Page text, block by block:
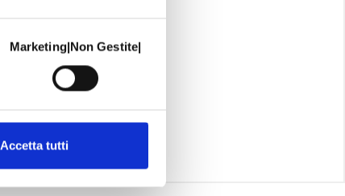
Marketing|Non Gestite|
Accetta tutti